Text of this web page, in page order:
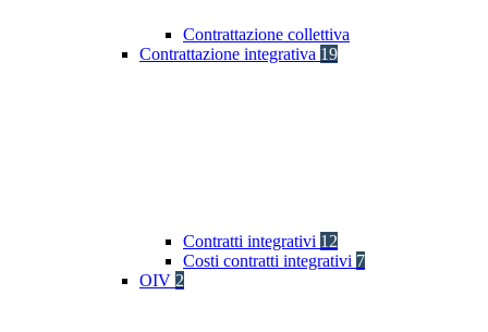
Contrattazione collettiva
Contrattazione integrativa 19
Contratti integrativi 12
Costi contratti integrativi 7
OIV 2